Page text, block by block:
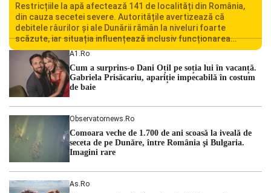
Restricțiile la apă afectează 141 de localități din România,
din cauza secetei severe. Autoritățile avertizează că
debitele râurilor și ale Dunării rămân la niveluri foarte
scăzute, iar situația influențează inclusiv funcționarea
Centralei Nucleare de la Cernavodă. România se confruntă
cu una dintre cele mai dificile perioade din punct de vedere
hidrologic din ultimii ani. Lipsa […]
A1.ro
Cum a surprins-o Dani Oțil pe soția lui în vacanță.
Gabriela Prisăcariu, apariție impecabilă în costum
de baie
Observatornews.ro
Comoara veche de 1.700 de ani scoasă la iveală de
seceta de pe Dunăre, între România şi Bulgaria.
Imagini rare
As.ro